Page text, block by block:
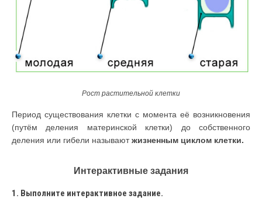
Рост растительной клетки
Период существования клетки с момента её возникновения
(путём деле­ния материнской клетки) до собственного
деления или гибели называютжизненным циклом клетки.
Интерактивные задания
1. Выполните интерактивное задание.